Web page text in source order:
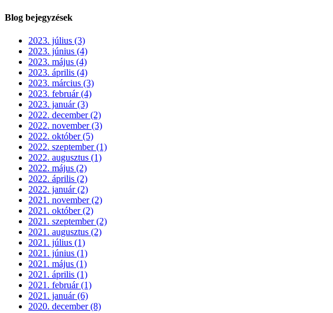
Blog bejegyzések
2023. július (3)
2023. június (4)
2023. május (4)
2023. április (4)
2023. március (3)
2023. február (4)
2023. január (3)
2022. december (2)
2022. november (3)
2022. október (5)
2022. szeptember (1)
2022. augusztus (1)
2022. május (2)
2022. április (2)
2022. január (2)
2021. november (2)
2021. október (2)
2021. szeptember (2)
2021. augusztus (2)
2021. július (1)
2021. június (1)
2021. május (1)
2021. április (1)
2021. február (1)
2021. január (6)
2020. december (8)